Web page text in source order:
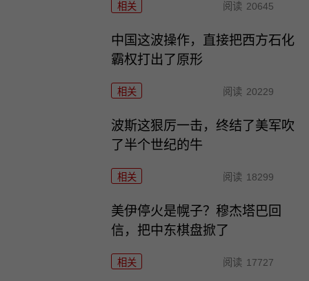
相关 阅读 20645
中国这波操作，直接把西方石化
霸权打出了原形
相关 阅读 20229
波斯这狠厉一击，终结了美军吹
了半个世纪的牛
相关 阅读 18299
美伊停火是幌子？穆杰塔巴回
信，把中东棋盘掀了
相关 阅读 17727